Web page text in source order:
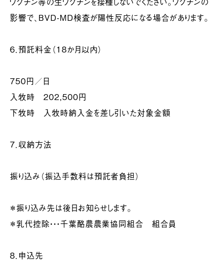
影響で、BVD-MD検査が陽性反応になる場合があります。
６．預託料金（18か月以内）
750円／日
入牧時 202,500円
下牧時 入牧時納入金を差し引いた対象金額
７．収納方法
振り込み（振込手数料は預託者負担）
＊振り込み先は後日お知らせします。
＊乳代控除・・・千葉酪農農業協同組合 組合員
８．申込先